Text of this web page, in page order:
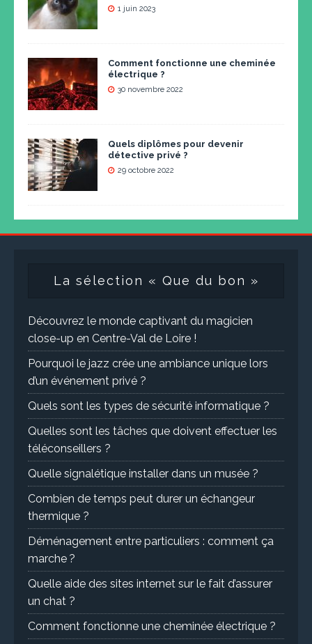
1 juin 2023
Comment fonctionne une cheminée
électrique ?
30 novembre 2022
Quels diplômes pour devenir
détective privé ?
29 octobre 2022
La sélection « Que du bon »
Découvrez le monde captivant du magicien
close-up en Centre-Val de Loire !
Pourquoi le jazz crée une ambiance unique lors
d’un événement privé ?
Quels sont les types de sécurité informatique ?
Quelles sont les tâches que doivent effectuer les
téléconseillers ?
Quelle signalétique installer dans un musée ?
Combien de temps peut durer un échangeur
thermique ?
Déménagement entre particuliers : comment ça
marche ?
Quelle aide des sites internet sur le fait d’assurer
un chat ?
Comment fonctionne une cheminée électrique ?